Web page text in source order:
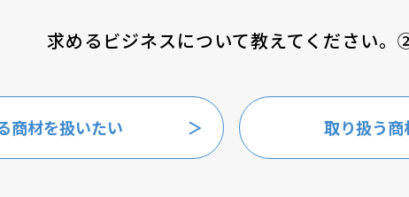
求めるビジネスについて教えてください。
商材を扱いたい 取り扱う